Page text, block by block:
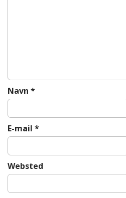
Navn *
E-mail *
Websted